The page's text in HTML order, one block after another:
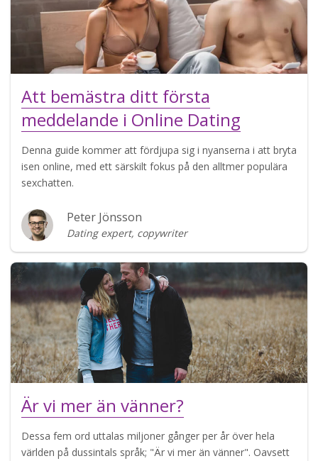
Att bemästra ditt första
meddelande i Online Dating
Denna guide kommer att fördjupa sig i nyanserna i att bryta
isen online, med ett särskilt fokus på den alltmer populära
sexchatten.
Peter Jönsson
Dating expert, copywriter
Är vi mer än vänner?
Dessa fem ord uttalas miljoner gånger per år över hela
världen på dussintals språk; "Är vi mer än vänner". Oavsett